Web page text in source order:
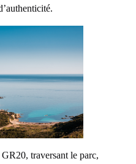
traversant le parc,